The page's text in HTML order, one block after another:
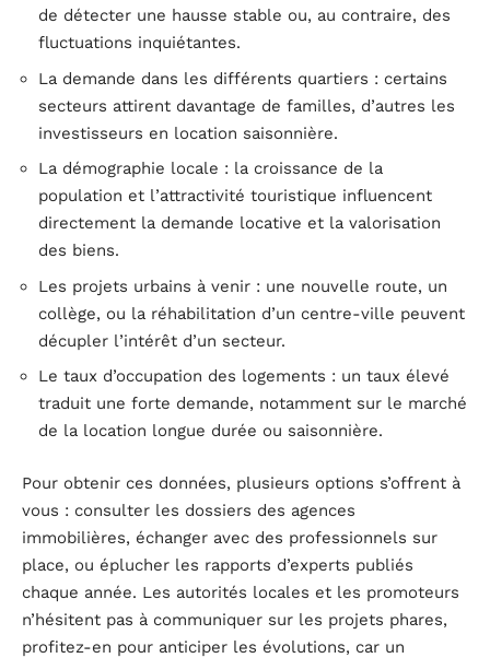
de détecter une hausse stable ou, au contraire, des
fluctuations inquiétantes.
La demande dans les différents quartiers : certains
secteurs attirent davantage de familles, d’autres les
investisseurs en location saisonnière.
La démographie locale : la croissance de la
population et l’attractivité touristique influencent
directement la demande locative et la valorisation
des biens.
Les projets urbains à venir : une nouvelle route, un
collège, ou la réhabilitation d’un centre-ville peuvent
décupler l’intérêt d’un secteur.
Le taux d’occupation des logements : un taux élevé
traduit une forte demande, notamment sur le marché
de la location longue durée ou saisonnière.
Pour obtenir ces données, plusieurs options s’offrent à
vous : consulter les dossiers des agences
immobilières, échanger avec des professionnels sur
place, ou éplucher les rapports d’experts publiés
chaque année. Les autorités locales et les promoteurs
n’hésitent pas à communiquer sur les projets phares,
profitez-en pour anticiper les évolutions, car un